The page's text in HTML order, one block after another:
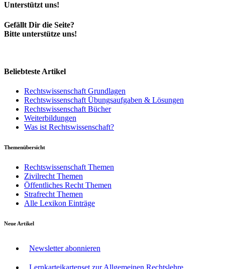
Unterstützt uns!
Gefällt Dir die Seite?
Bitte unterstütze uns!
Beliebteste Artikel
Rechtswissenschaft Grundlagen
Rechtswissenschaft Übungsaufgaben & Lösungen
Rechtswissenschaft Bücher
Weiterbildungen
Was ist Rechtswissenschaft?
Themenübersicht
Rechtswissenschaft Themen
Zivilrecht Themen
Öffentliches Recht Themen
Strafrecht Themen
Alle Lexikon Einträge
Neue Artikel
Newsletter abonnieren